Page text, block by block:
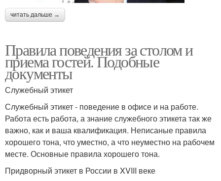
читать дальше →
Правила поведения за столом и
приема гостей. Подобные
документы
Служебный этикет
Служебный этикет - поведение в офисе и на работе.
Работа есть работа, а знание служебного этикета так же
важно, как и ваша квалификация. Неписаные правила
хорошего тона, что уместно, а что неуместно на рабочем
месте. Основные правила хорошего тона.
Придворный этикет в России в XVIII веке